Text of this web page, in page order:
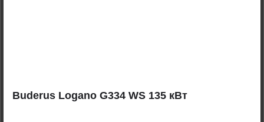
Buderus Logano G334 WS 135 кВт